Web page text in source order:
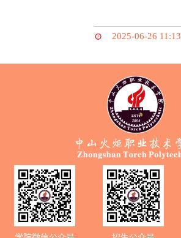
2025-06-26 11:13